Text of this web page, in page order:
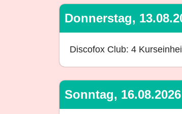
Donnerstag,
Discofox Club: 4
Sonntag,